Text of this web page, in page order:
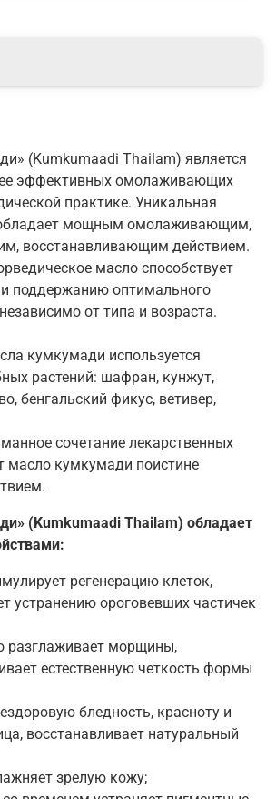
(Kumkumaadi Thailam) является
эффективных омолаживающих
практике. Уникальная
мощным омолаживающим,
восстанавливающим действием.
масло способствует
поддержанию оптимального
от типа и возраста.
кумкумади используется
растений: шафран, кунжут,
бенгальский фикус, ветивер,
сочетание лекарственных
масло кумкумади поистине
(Kumkumaadi Thailam) обладает
регенерацию клеток,
устранению ороговевших частичек
разглаживает морщины,
естественную четкость формы
бледность, красноту и
восстанавливает натуральный
зрелую кожу;